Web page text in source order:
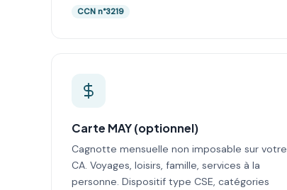
CCN n°3219
Carte MAY (optionnel)
Cagnotte mensuelle non imposable sur votre
CA. Voyages, loisirs, famille, services à la
personne. Dispositif type CSE, catégories